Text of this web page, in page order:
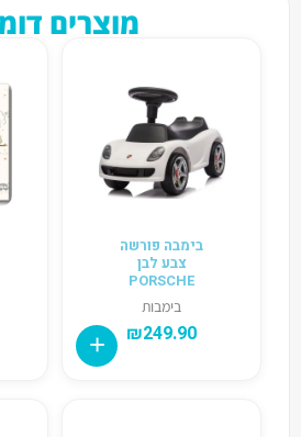
מוצרים
בימבה פורשה
צבע לבן
PORSCHE
בימבות
₪249.90